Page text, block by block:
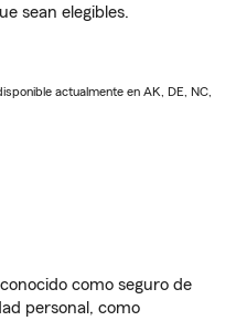
sean elegibles.
actualmente en AK, DE, NC,
como seguro de
personal, como